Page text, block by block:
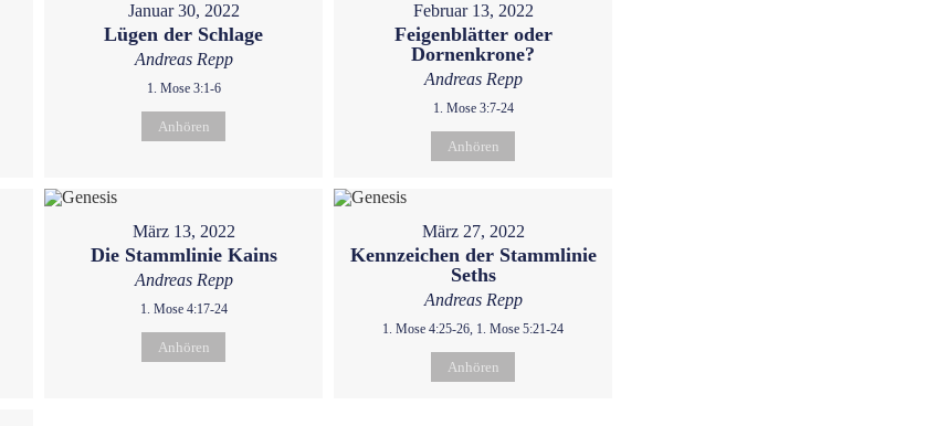
Januar 30, 2022
Lügen der Schlage
Andreas Repp
1. Mose 3:1-6
Anhören
Februar 13, 2022
Feigenblätter oder
Dornenkrone?
Andreas Repp
1. Mose 3:7-24
Anhören
März 13, 2022
Die Stammlinie Kains
Andreas Repp
1. Mose 4:17-24
Anhören
März 27, 2022
Kennzeichen der Stammlinie
Seths
Andreas Repp
1. Mose 4:25-26, 1. Mose 5:21-24
Anhören